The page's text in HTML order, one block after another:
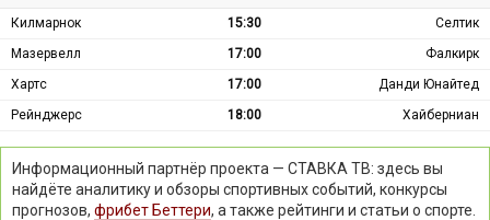
Килмарнок 15:30
Селтик
Мазервелл
17:00
Фалкирк
Хартс
17:00
Данди Юнайтед
Рейнджерс
18:00 Хайберниан
Информационный партнёр проекта — СТАВКА ТВ: здесь вы
найдёте аналитику и обзоры спортивных событий, конкурсы
прогнозов, фрибет Беттери, а также рейтинги и статьи о спорте.